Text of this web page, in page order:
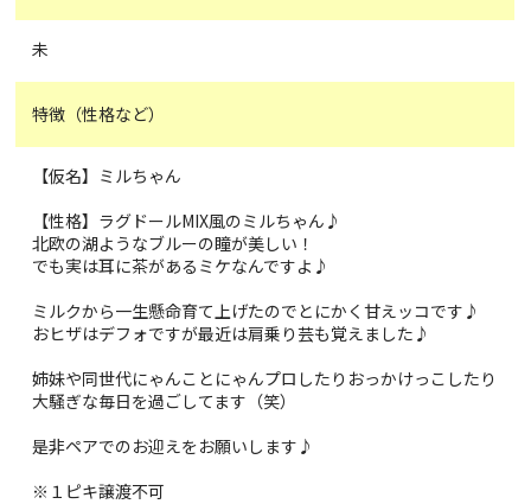
未
特徴（性格など）
【仮名】ミルちゃん
【性格】ラグドールMIX風のミルちゃん♪
北欧の湖ようなブルーの瞳が美しい！
でも実は耳に茶があるミケなんですよ♪
ミルクから一生懸命育て上げたのでとにかく甘えッコです♪
おヒザはデフォですが最近は肩乗り芸も覚えました♪
姉妹や同世代にゃんことにゃんプロしたりおっかけっこしたり
大騒ぎな毎日を過ごしてます（笑）
是非ペアでのお迎えをお願いします♪
※１ピキ譲渡不可